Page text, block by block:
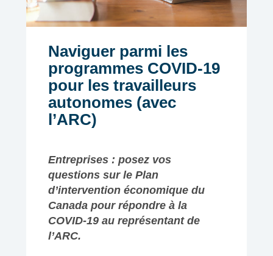
Naviguer parmi les
programmes COVID-19
pour les travailleurs
autonomes (avec
l’ARC)
Entreprises : posez vos
questions sur le Plan
d’intervention économique du
Canada pour répondre à la
COVID-19 au représentant de
l’ARC.